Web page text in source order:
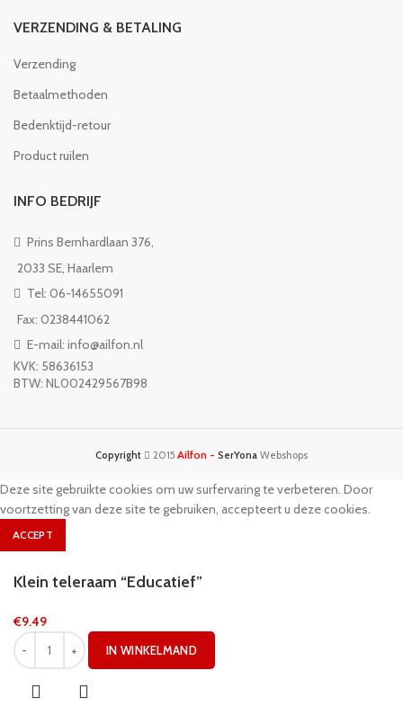
VERZENDING & BETALING
Verzending
Betaalmethoden
Bedenktijd-retour
Product ruilen
INFO BEDRIJF
Prins Bernhardlaan 376,
2033 SE, Haarlem
Tel: 06-14655091
Fax: 0238441062
E-mail: info@ailfon.nl
KVK: 58636153
BTW: NL002429567B98
Copyright 2015 Ailfon - SerYona Webshops
Deze site gebruikte cookies om uw surfervaring te verbeteren. Door
voortzetting van deze site te gebruiken, accepteert u deze cookies.
ACCEPT
Klein teleraam “Educatief”
€9.49
IN WINKELMAND